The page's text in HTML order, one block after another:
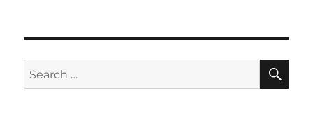
Search
for: